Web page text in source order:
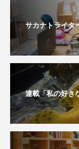
海きらら
海獣 海綿
海鳥 液浸
深海 深海
渋川マリン水族館
漁業 漁港
サカナトライタ
連載「私の好き